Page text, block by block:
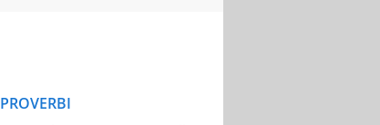
PROVERBI